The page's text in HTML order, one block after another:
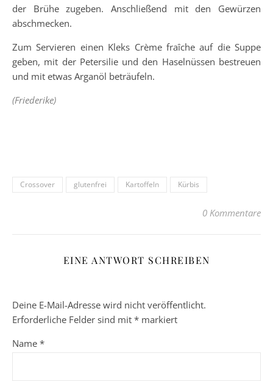
der Brühe zugeben. Anschließend mit den Gewürzen
abschmecken.
Zum Servieren einen Kleks Crème fraîche auf die Suppe
geben, mit der Petersilie und den Haselnüssen bestreuen
und mit etwas Arganöl beträufeln.
(Friederike)
Crossover glutenfrei Kartoffeln Kürbis
0 Kommentare
EINE ANTWORT SCHREIBEN
Deine E-Mail-Adresse wird nicht veröffentlicht.
Erforderliche Felder sind mit * markiert
Name *